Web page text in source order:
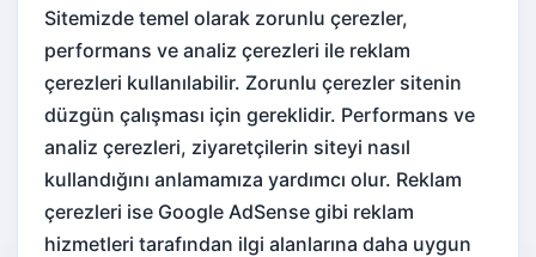
Sitemizde temel olarak zorunlu çerezler,
performans ve analiz çerezleri ile reklam
çerezleri kullanılabilir. Zorunlu çerezler sitenin
düzgün çalışması için gereklidir. Performans ve
analiz çerezleri, ziyaretçilerin siteyi nasıl
kullandığını anlamamıza yardımcı olur. Reklam
çerezleri ise Google AdSense gibi reklam
hizmetleri tarafından ilgi alanlarına daha uygun